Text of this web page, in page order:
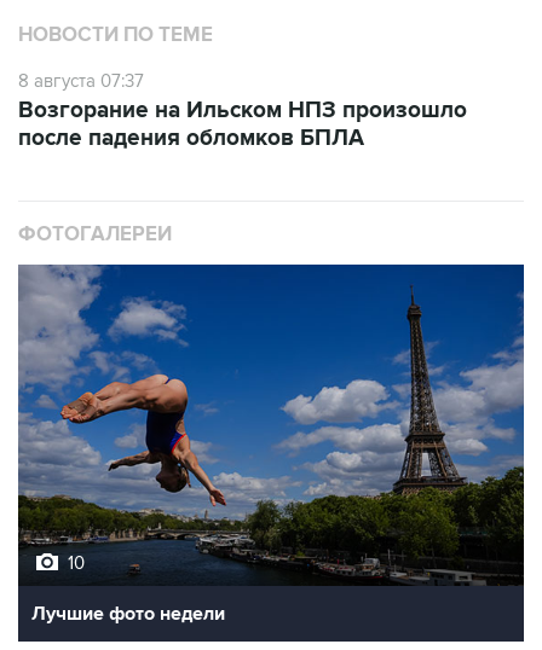
НОВОСТИ ПО ТЕМЕ
8 августа 07:37
Возгорание на Ильском НПЗ произошло
после падения обломков БПЛА
ФОТОГАЛЕРЕИ
10
Лучшие фото недели